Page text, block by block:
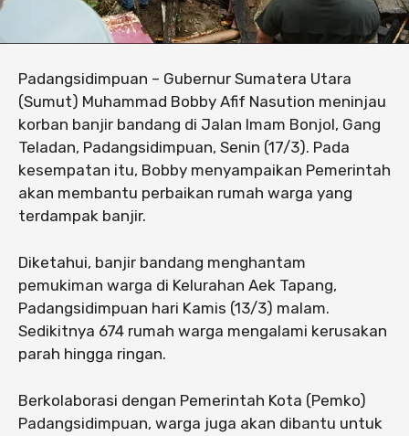
Padangsidimpuan – Gubernur Sumatera Utara
(Sumut) Muhammad Bobby Afif Nasution meninjau
korban banjir bandang di Jalan Imam Bonjol, Gang
Teladan, Padangsidimpuan, Senin (17/3). Pada
kesempatan itu, Bobby menyampaikan Pemerintah
akan membantu perbaikan rumah warga yang
terdampak banjir.
Diketahui, banjir bandang menghantam
pemukiman warga di Kelurahan Aek Tapang,
Padangsidimpuan hari Kamis (13/3) malam.
Sedikitnya 674 rumah warga mengalami kerusakan
parah hingga ringan.
Berkolaborasi dengan Pemerintah Kota (Pemko)
Padangsidimpuan, warga juga akan dibantu untuk